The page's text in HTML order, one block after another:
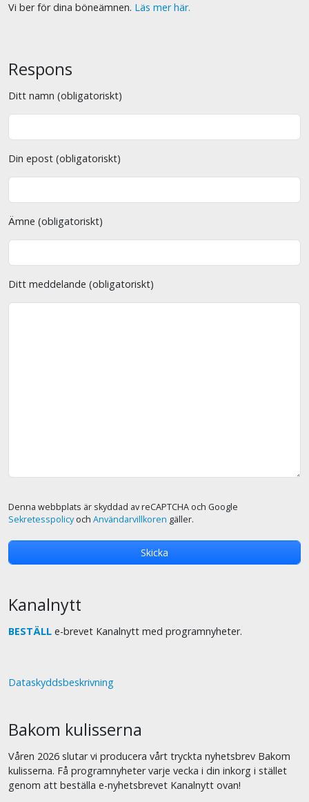
Vi ber för dina böneämnen. Läs mer här.
Respons
Ditt namn (obligatoriskt)
Din epost (obligatoriskt)
Ämne (obligatoriskt)
Ditt meddelande (obligatoriskt)
Denna webbplats är skyddad av reCAPTCHA och Google
Sekretesspolicyoch Användarvillkoren gäller.
Kanalnytt
BESTÄLL e-brevet Kanalnytt med programnyheter.
Dataskyddsbeskrivning
Bakom kulisserna
Våren 2026 slutar vi producera vårt tryckta nyhetsbrev Bakom
kulisserna. Få programnyheter varje vecka i din inkorg i stället
genom att beställa e-nyhetsbrevet Kanalnytt ovan!